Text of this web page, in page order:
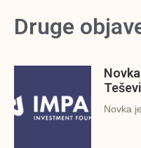
Druge
Novka